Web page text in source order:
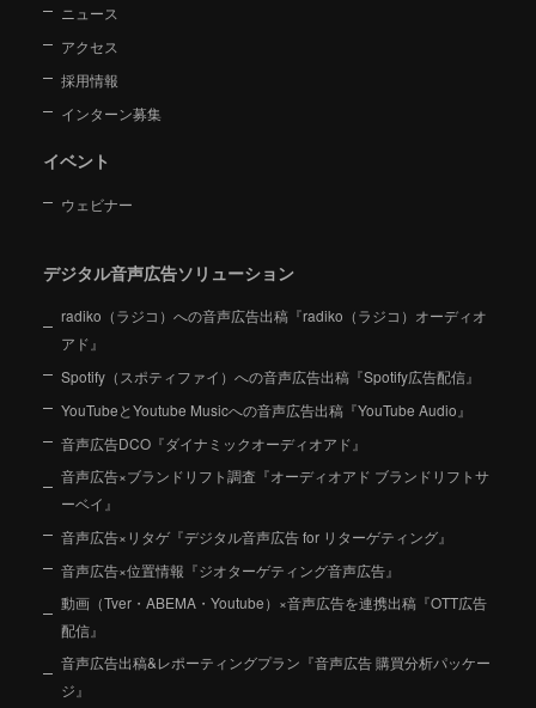
ニュース
アクセス
採用情報
インターン募集
イベント
ウェビナー
デジタル音声広告ソリューション
radiko（ラジコ）への音声広告出稿『radiko（ラジコ）オーディオ
アド』
Spotify（スポティファイ）への音声広告出稿『Spotify広告配信』
YouTubeとYoutube Musicへの音声広告出稿『YouTube Audio』
音声広告DCO『ダイナミックオーディオアド』
音声広告×ブランドリフト調査『オーディオアド ブランドリフトサ
ーベイ』
音声広告×リタゲ『デジタル音声広告 for リターゲティング』
音声広告×位置情報『ジオターゲティング音声広告』
動画（Tver・ABEMA・Youtube）×音声広告を連携出稿『OTT広告
配信』
音声広告出稿&レポーティングプラン『音声広告 購買分析パッケー
ジ』